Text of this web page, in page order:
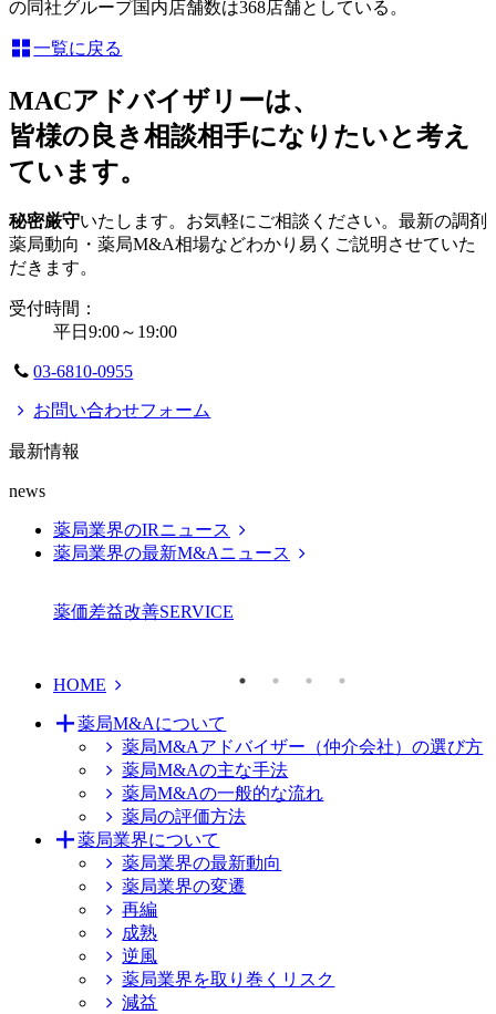
の同社グループ国内店舗数は368店舗としている。
一覧に戻る
MACアドバイザリーは、
皆様の良き相談相手になりたいと考え
ています。
秘密厳守いたします。お気軽にご相談ください。最新の調剤
薬局動向・薬局M&A相場などわかり易くご説明させていた
だきます。
受付時間：
平日9:00～19:00
03-6810-0955
お問い合わせフォーム
最新情報
news
薬局業界のIRニュース
薬局業界の最新M&Aニュース
薬価差益改善SERVICE
HOME
薬局M&Aについて
薬局M&Aアドバイザー（仲介会社）の選び方
薬局M&Aの主な手法
薬局M&Aの一般的な流れ
薬局の評価方法
薬局業界について
薬局業界の最新動向
薬局業界の変遷
再編
成熟
逆風
薬局業界を取り巻くリスク
減益